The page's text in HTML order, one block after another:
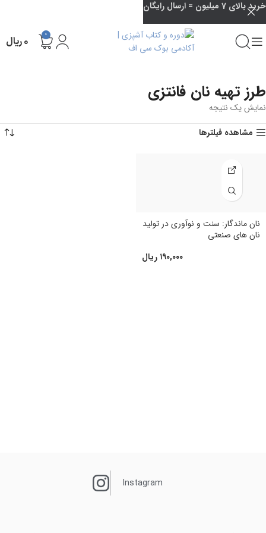
0 ۰ریال
طرز تهیه نان فانتزی
نمایش یک نتیجه
مشاهده فیلترها
نان ماندگار: سنت و نوآوری در تولید
نان های صنعتی
۱۹۰,۰۰۰ ریال
Instagram
خرید بالای 7 میلیون = ارسال رایگان